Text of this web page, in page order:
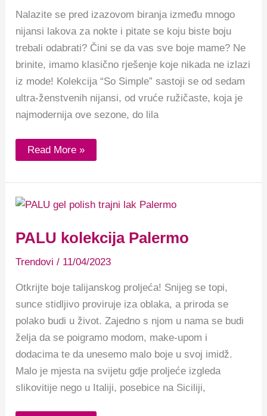
Nalazite se pred izazovom biranja između mnogo
nijansi lakova za nokte i pitate se koju biste boju
trebali odabrati? Čini se da vas sve boje mame? Ne
brinite, imamo klasično rješenje koje nikada ne izlazi
iz mode! Kolekcija “So Simple” sastoji se od sedam
ultra-ženstvenih nijansi, od vruće ružičaste, koja je
najmodernija ove sezone, do lila
Read More »
PALU kolekcija Palermo
Trendovi / 11/04/2023
Otkrijte boje talijanskog proljeća! Snijeg se topi,
sunce stidljivo proviruje iza oblaka, a priroda se
polako budi u život. Zajedno s njom u nama se budi
želja da se poigramo modom, make-upom i
dodacima te da unesemo malo boje u svoj imidž.
Malo je mjesta na svijetu gdje proljeće izgleda
slikovitije nego u Italiji, posebice na Siciliji,
PALU
kolekcija